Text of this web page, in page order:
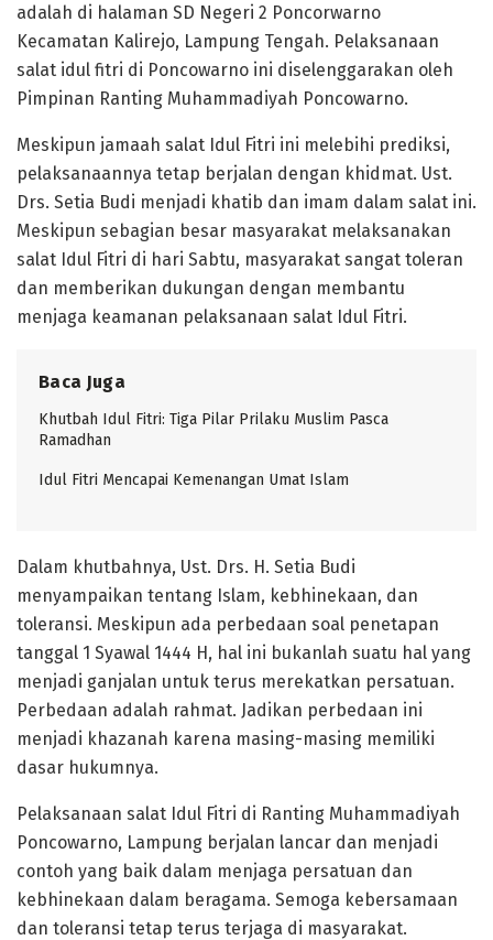
adalah di halaman SD Negeri 2 Poncorwarno
Kecamatan Kalirejo, Lampung Tengah. Pelaksanaan
salat idul fitri di Poncowarno ini diselenggarakan oleh
Pimpinan Ranting Muhammadiyah Poncowarno.
Meskipun jamaah salat Idul Fitri ini melebihi prediksi,
pelaksanaannya tetap berjalan dengan khidmat. Ust.
Drs. Setia Budi menjadi khatib dan imam dalam salat ini.
Meskipun sebagian besar masyarakat melaksanakan
salat Idul Fitri di hari Sabtu, masyarakat sangat toleran
dan memberikan dukungan dengan membantu
menjaga keamanan pelaksanaan salat Idul Fitri.
Baca Juga
Khutbah Idul Fitri: Tiga Pilar Prilaku Muslim Pasca
Ramadhan
Idul Fitri Mencapai Kemenangan Umat Islam
Dalam khutbahnya, Ust. Drs. H. Setia Budi
menyampaikan tentang Islam, kebhinekaan, dan
toleransi. Meskipun ada perbedaan soal penetapan
tanggal 1 Syawal 1444 H, hal ini bukanlah suatu hal yang
menjadi ganjalan untuk terus merekatkan persatuan.
Perbedaan adalah rahmat. Jadikan perbedaan ini
menjadi khazanah karena masing-masing memiliki
dasar hukumnya.
Pelaksanaan salat Idul Fitri di Ranting Muhammadiyah
Poncowarno, Lampung berjalan lancar dan menjadi
contoh yang baik dalam menjaga persatuan dan
kebhinekaan dalam beragama. Semoga kebersamaan
dan toleransi tetap terus terjaga di masyarakat.